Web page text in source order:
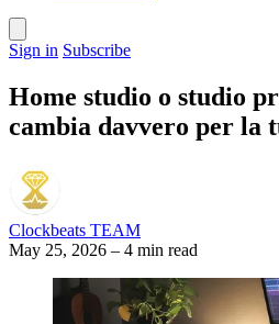
Sign in Subscribe
Home studio o studio
cambia davvero per la
Clockbeats TEAM
May 25, 2026 – 4 min read